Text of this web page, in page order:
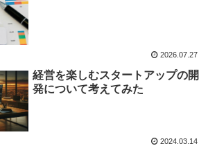
2026.07.27
経営を楽しむスタートアップの開
発について考えてみた
2024.03.14